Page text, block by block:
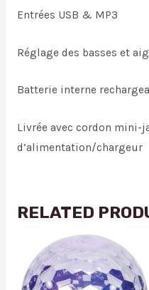
Entrées USB & MP3
Réglage des basses et
Batterie interne
Livrée avec cordon mini-
d’alimentation/chargeur
RELATED